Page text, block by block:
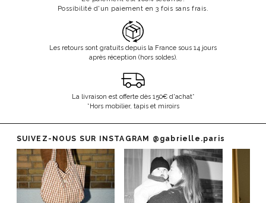
Possibilité d'un paiement en 3 fois sans frais.
Les retours sont gratuits depuis la France sous 14 jours
après réception (hors soldes).
La livraison est offerte dès 150€ d'achat*
*Hors mobilier, tapis et miroirs
SUIVEZ-NOUS SUR INSTAGRAM @gabrielle.paris